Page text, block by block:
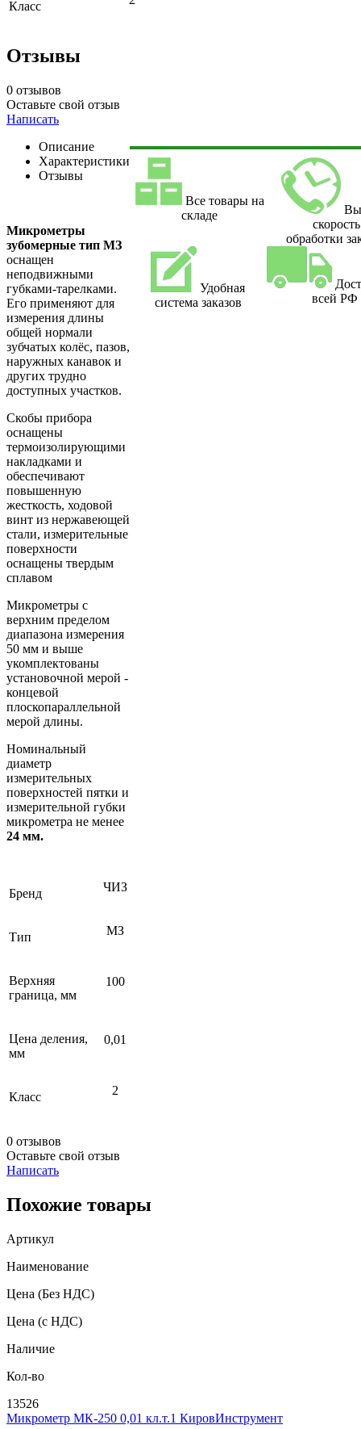
Класс
Отзывы
0 отзывов
Оставьте свой отзыв
Написать
Описание
Характеристики
Отзывы
Микрометры
зубомерные тип МЗ
оснащен
неподвижными
губками-тарелками.
Его применяют для
измерения длины
общей нормали
зубчатых колёс, пазов,
наружных канавок и
других трудно
доступных участков.
Скобы прибора
оснащены
термоизолирующими
накладками и
обеспечивают
повышенную
жесткость, ходовой
винт из нержавеющей
стали, измерительные
поверхности
оснащены твердым
сплавом
Микрометры с
верхним пределом
диапазона измерения
50 мм и выше
укомплектованы
установочной мерой -
концевой
плоскопараллельной
мерой длины.
Номинальный
диаметр
измерительных
поверхностей пятки и
измерительной губки
микрометра не менее
24 мм.
Бренд ЧИЗ
Тип МЗ
Верхняя
граница, мм
100
Цена деления,
мм
0,01
Класс 2
0 отзывов
Оставьте свой отзыв
Написать
Все товары на
складе
скорость
обработки
Удобная
система заказов
всей РФ
Похожие товары
Артикул
Наименование
Цена (Без НДС)
Цена (с НДС)
Наличие
Кол-во
13526
Микрометр МК-250 0,01 кл.т.1 КировИнструмент